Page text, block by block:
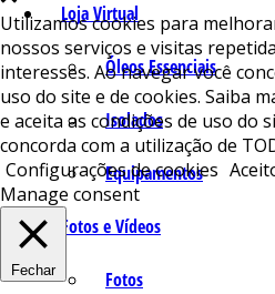
Loja Virtual
Óleos Essenciais
Isolados
Equipamentos
Fotos e Vídeos
Fotos
Utilizamos cookies para
nossos serviços e visitas
interesses. Ao navegar você
uso do site e de cookies. Saiba
e aceita as condições de uso do
concorda com a utilização de
Configurações de cookies
Manage consent
Fechar